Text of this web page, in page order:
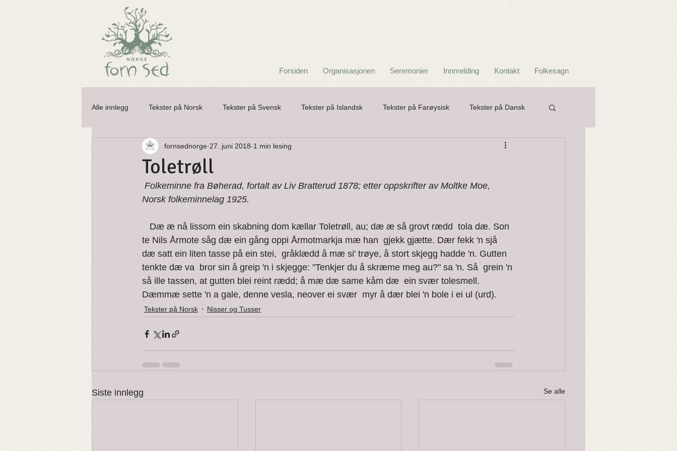
Forsiden Organisasjonen Seremonier Innmelding Kontakt Folkesagn
Alle innlegg Tekster på Norsk Tekster på Svensk Tekster på Islandsk Tekster på Farøysisk Tekster på Dansk
Alver og Huldefolk Åsgardsreia Barnerim
Nisser og Tusser Nøkken Poesi Skikk og Tru Spøkelser Tekster i Nørrønt Troll og Jotner
Vardøger og Trolldom
Toletrøll
fornsednorge 27. juni 2018 1 min lesing
Folkeminne fra Bøherad, fortalt av Liv Bratterud 1878; etter oppskrifter av Moltke Moe,
Norsk folkeminnelag 1925.
te Nils Årmote såg dæ ein gång oppi Årmotmarkja mæ han  gjekk gjætte. Dær fekk 'n sjå
dæ satt ein liten tasse på ein stei,  gråklædd å mæ si' trøye, å stort skjegg hadde 'n. Gutten
tenkte dæ va  bror sin å greip 'n i skjegge: "Tenkjer du å skræme meg au?" sa 'n. Så  grein 'n
så ille tassen, at gutten blei reint rædd; å mæ dæ same kåm dæ  ein svær tolesmell.
Dæmmæ sette 'n a gale, denne vesla, neover ei svær  myr å dær blei 'n bole i ei ul (urd).
Tekster på Norsk Nisser og Tusser
Siste innlegg Se alle